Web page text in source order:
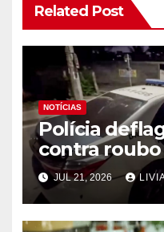
Related Post
NOTÍCIAS
Polícia
contra
JUL 21, 2026